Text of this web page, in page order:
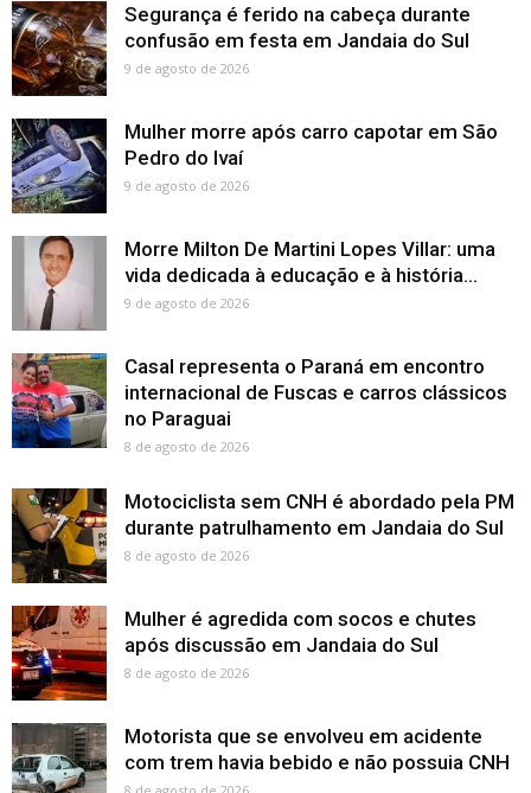
Segurança é ferido na cabeça durante
confusão em festa em Jandaia do Sul
9 de agosto de 2026
Mulher morre após carro capotar em São
Pedro do Ivaí
9 de agosto de 2026
Morre Milton De Martini Lopes Villar: uma
vida dedicada à educação e à história...
9 de agosto de 2026
Casal representa o Paraná em encontro
internacional de Fuscas e carros clássicos
no Paraguai
8 de agosto de 2026
Motociclista sem CNH é abordado pela PM
durante patrulhamento em Jandaia do Sul
8 de agosto de 2026
Mulher é agredida com socos e chutes
após discussão em Jandaia do Sul
8 de agosto de 2026
Motorista que se envolveu em acidente
com trem havia bebido e não possuia CNH